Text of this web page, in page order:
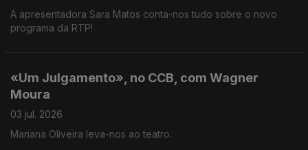
A apresentadora Sara Matos conta-nos tudo sobre o novo
programa da RTP!
«Um Julgamento», no CCB, com Wagner
Moura
03 jul. 2026
Mariana Oliveira leva-nos ao teatro.